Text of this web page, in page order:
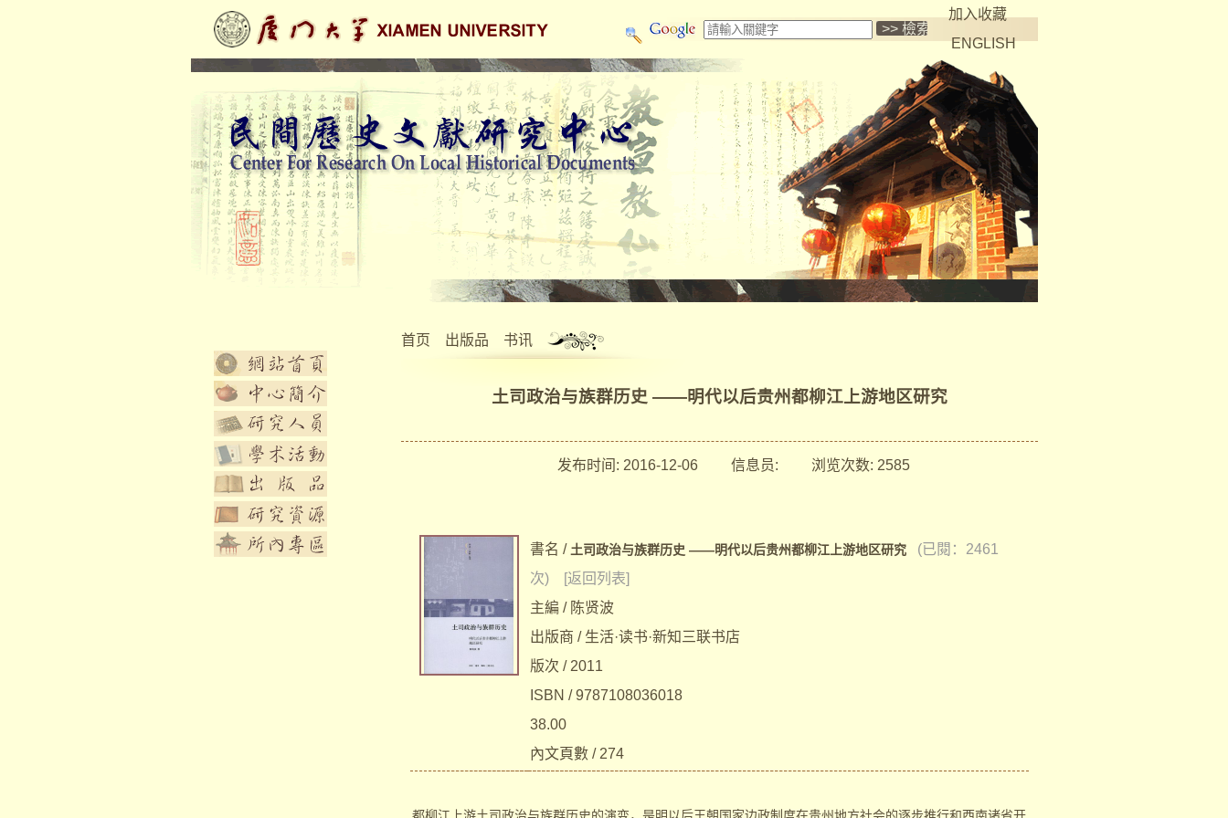
加入收藏
ENGLISH
首页 出版品 书讯
土司政治与族群历史 ——明代以后贵州都柳江上游地区研究
发布时间: 2016-12-06 信息员: 浏览次数: 2585
書名 / 土司政治与族群历史 ——明代以后贵州都柳江上游地区研究
(已閱：2461
次)
[返回列表]
主編 / 陈贤波
出版商 / 生活·读书·新知三联书店
版次 / 2011
ISBN / 9787108036018
38.00
內文頁數 / 274